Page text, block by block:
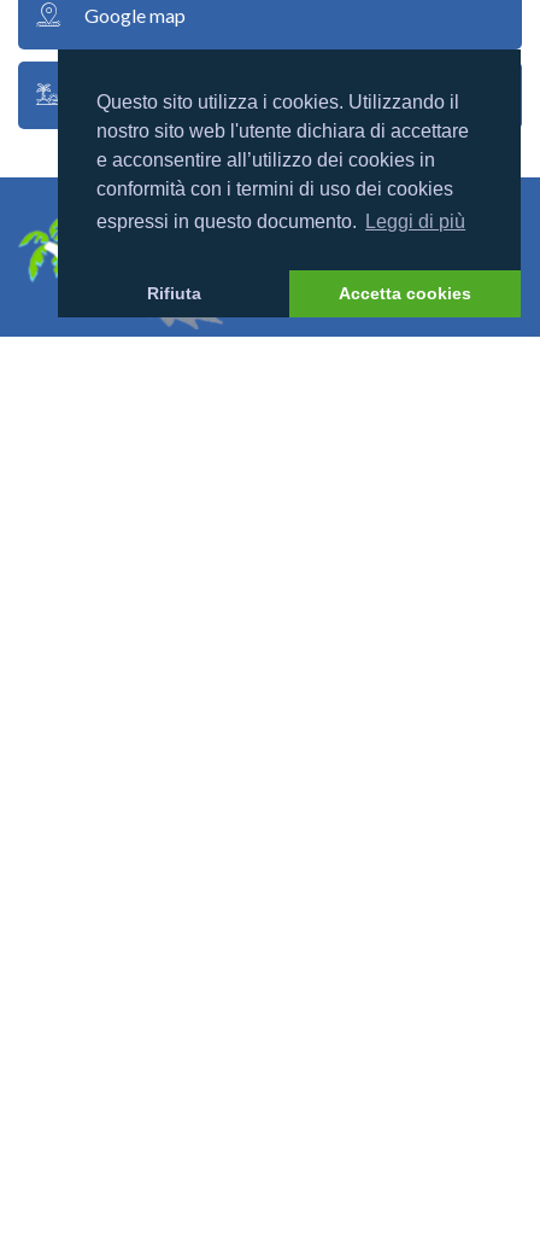
Questo sito utilizza i cookies. Utilizzando il
nostro sito web l'utente dichiara di accettare
e acconsentire all’utilizzo dei cookies in
conformità con i termini di uso dei cookies
espressi in questo documento.
Leggi di più
Rifiuta Accetta cookies
Google map
Mappa atollo